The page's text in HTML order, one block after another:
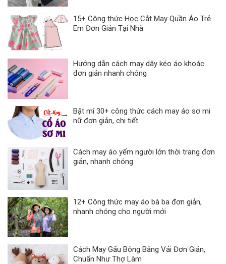
15+ Công thức Học Cắt May Quần Áo Trẻ
Em Đơn Giản Tại Nhà
Hướng dẫn cách may dây kéo áo khoác
đơn giản nhanh chóng
Bật mí 30+ công thức cách may áo sơ mi
nữ đơn giản, chi tiết
Cách may áo yếm người lớn thời trang đơn
giản, nhanh chóng
12+ Công thức may áo bà ba đơn giản,
nhanh chóng cho người mới
Cách May Gấu Bông Bằng Vải Đơn Giản,
Chuẩn Như Thợ Làm